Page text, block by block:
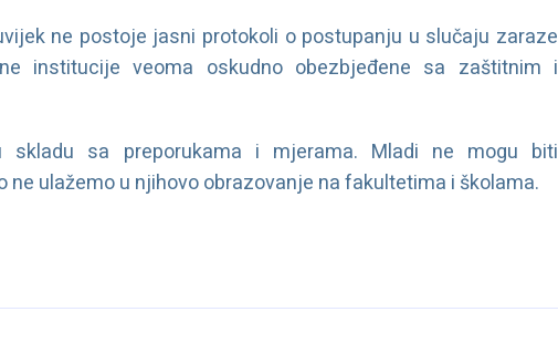
ne postoje jasni protokoli o postupanju u slučaju zaraze
institucije veoma oskudno obezbjeđene sa zaštitnim i
skladu sa preporukama i mjerama. Mladi ne mogu biti
ulažemo u njihovo obrazovanje na fakultetima i školama.